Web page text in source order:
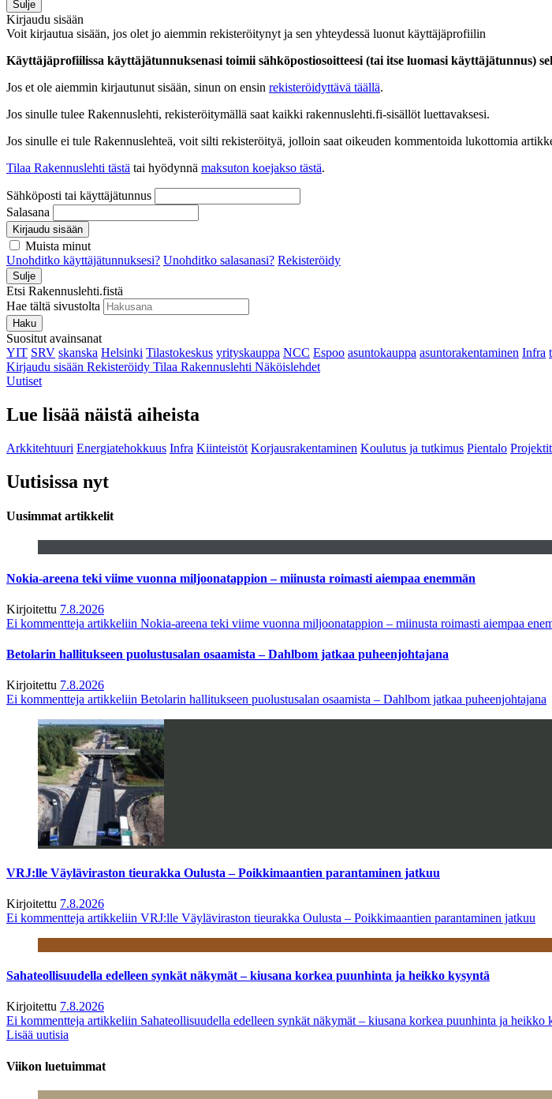
Sulje
Kirjaudu sisään
Voit kirjautua sisään, jos olet jo aiemmin rekisteröitynyt ja sen yhteydessä luonut käyttäjäprofiilin
Käyttäjäprofiilissa käyttäjätunnuksenasi toimii sähköpostiosoitteesi (tai itse luomasi käyttäjätunnus)
Jos et ole aiemmin kirjautunut sisään, sinun on ensin rekisteröidyttävä täällä.
Jos sinulle tulee Rakennuslehti, rekisteröitymällä saat kaikki rakennuslehti.fi-sisällöt luettavaksesi.
Jos sinulle ei tule Rakennuslehteä, voit silti rekisteröityä, jolloin saat oikeuden kommentoida lukottomia
Tilaa Rakennuslehti tästä tai hyödynnä maksuton koejakso tästä.
Sähköposti tai käyttäjätunnus
Salasana
Kirjaudu sisään
Muista minut
Unohditko käyttäjätunnuksesi? Unohditko salasanasi? Rekisteröidy
Sulje
Etsi Rakennuslehti.fistä
Hae tältä sivustolta
Haku
Suositut avainsanat
YIT SRV skanska Helsinki Tilastokeskus yrityskauppa NCC Espoo asuntokauppa asuntorakentaminen Infra
Kirjaudu sisään Rekisteröidy Tilaa Rakennuslehti Näköislehdet
Uutiset
Lue lisää näistä aiheista
Arkkitehtuuri Energiatehokkuus Infra Kiinteistöt Korjausrakentaminen Koulutus ja tutkimus Pientalo Projektit
Uutisissa nyt
Uusimmat artikkelit
Nokia-areena teki viime vuonna miljoonatappion – miinusta roimasti aiempaa enemmän
Kirjoitettu 7.8.2026
Ei kommentteja artikkeliin Nokia-areena teki viime vuonna miljoonatappion – miinusta roimasti aiempaa
Betolarin hallitukseen puolustusalan osaamista – Dahlbom jatkaa puheenjohtajana
Kirjoitettu 7.8.2026
Ei kommentteja artikkeliin Betolarin hallitukseen puolustusalan osaamista – Dahlbom jatkaa puheenjohtajana
VRJ:lle Väyläviraston tieurakka Oulusta – Poikkimaantien parantaminen jatkuu
Kirjoitettu 7.8.2026
Ei kommentteja artikkeliin VRJ:lle Väyläviraston tieurakka Oulusta – Poikkimaantien parantaminen jatkuu
Sahateollisuudella edelleen synkät näkymät – kiusana korkea puunhinta ja heikko kysyntä
Kirjoitettu 7.8.2026
Ei kommentteja artikkeliin Sahateollisuudella edelleen synkät näkymät – kiusana korkea puunhinta ja heikko
Lisää uutisia
Viikon luetuimmat